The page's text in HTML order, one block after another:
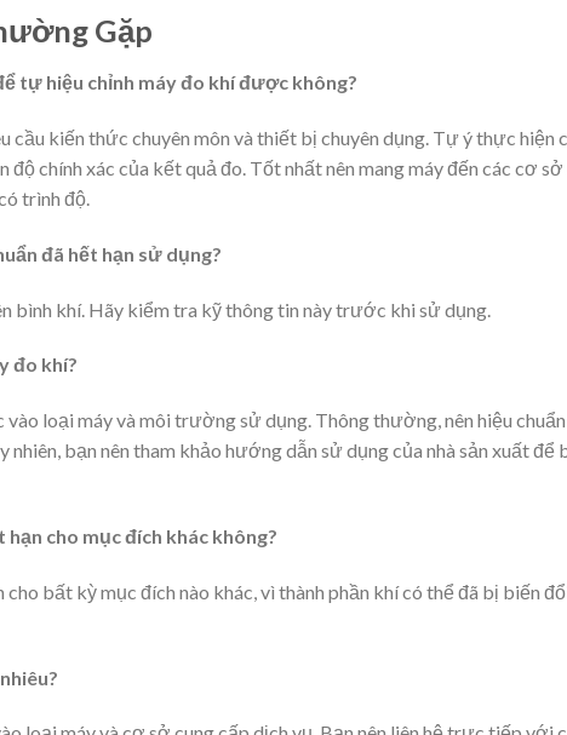
Gặp
tự hiệu chỉnh máy đo khí được không?
cầu kiến thức chuyên môn và thiết bị chuyên dụng. Tự ý thực hiện
chính xác của kết quả đo. Tốt nhất nên mang máy đến các cơ sở
trình độ.
đã hết hạn sử dụng?
bình khí. Hãy kiểm tra kỹ thông tin này trước khi sử dụng.
đo khí?
vào loại máy và môi trường sử dụng. Thông thường, nên hiệu chuẩn
nhiên, bạn nên tham khảo hướng dẫn sử dụng của nhà sản xuất để
cho mục đích khác không?
cho bất kỳ mục đích nào khác, vì thành phần khí có thể đã bị biến